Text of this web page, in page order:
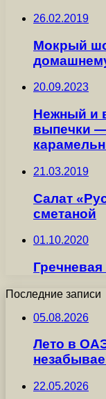
26.02.2019
Мокрый
20.09.2023
Нежный и
выпечки —
21.03.2019
Салат
сметаной
01.10.2020
Последние записи
05.08.2026
Лето в
22.05.2026